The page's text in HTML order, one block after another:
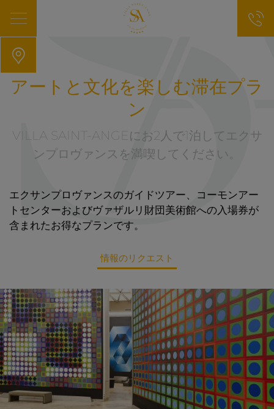
アートと文化を楽しむ滞在プラ
ン
VILLA SAINT-ANGEにお2人で1泊してエクサ
ンプロヴァンスを満喫してください。
エクサンプロヴァンスのガイドツアー、コーモンアー
トセンターおよびヴァザルリ財団美術館への入場券が
含まれたお得なプランです。
情報のリクエスト